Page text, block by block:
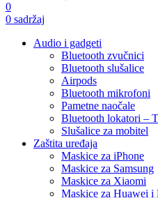
0
0 sadržaj
Audio i gadgeti
Bluetooth zvučnici
Bluetooth slušalice
Airpods
Bluetooth mikrofoni
Pametne naočale
Bluetooth lokatori –
Slušalice za mobitel
Zaštita uređaja
Maskice za iPhone
Maskice za Samsung
Maskice za Xiaomi
Maskice za Huawei i